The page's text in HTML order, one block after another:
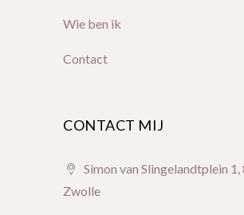
Wie ben ik
Contact
CONTACT MIJ
Simon van Slingelandtplein
Zwolle